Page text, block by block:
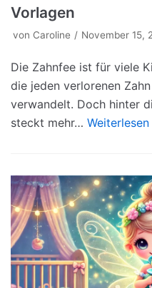
Vorlagen
von Caroline November 15,
Die Zahnfee ist für viele
die jeden verlorenen
verwandelt. Doch hinter
steckt mehr… Weiterlesen